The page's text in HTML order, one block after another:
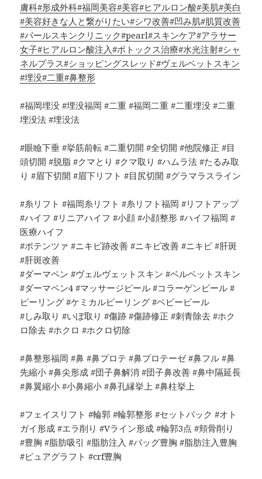
膚科#形成外科#福岡美容#美容#ヒアルロン酸#美肌#美白
#美容好きな人と繋がりたい#シワ改善#凹み肌#肌質改善
#パールスキンクリニック#pearl#スキンケア#アラサー
女子#ヒアルロン酸注入#ボトックス治療#水光注射#シャ
ネルプラス#ショッピングスレッド#ヴェルベットスキン
#埋没#二重#鼻整形
#福岡埋没 #埋没福岡 #二重 #福岡二重 #二重埋没 #二重
埋没法 #埋没法
#眼瞼下垂 #挙筋前転 #二重切開 #全切開 #他院修正 #目
頭切開 #脱脂 #クマとり #クマ取り #ハムラ法 #たるみ取
り #眉下切開 #眉下リフト #目尻切開 #グラマラスライン
#糸リフト #福岡糸リフト #糸リフト福岡 #リフトアップ
#ハイフ #リニアハイフ #小顔 #小顔整形 #ハイフ福岡 #
医療ハイフ
#ポテンツァ #ニキビ跡改善 #ニキビ改善 #ニキビ #肝斑
#肝斑改善
#ダーマペン #ヴェルヴェットスキン #ベルベットスキン
#ダーマペン4 #マッサージピール #コラーゲンピール #
ピーリング #ケミカルピーリング #ベビーピール
#しみ取り #いぼ取り #傷跡 #傷跡修正 #刺青除去 #ホク
ロ除去 #ホクロ #ホクロ切除
#鼻整形福岡 #鼻 #鼻プロテ #鼻プロテーゼ #鼻フル #鼻
先縮小 #鼻尖形成 #団子鼻解消 #団子鼻改善 #鼻中隔延長
#鼻翼縮小 #小鼻縮小 #鼻孔縁挙上 #鼻柱挙上
#フェイスリフト #輪郭 #輪郭整形 #セットバック #オト
ガイ形成 #エラ削り #Vライン形成 #輪郭3点 #頬骨削り
#豊胸 #脂肪吸引 #脂肪注入 #バッグ豊胸 #脂肪注入豊胸
#ピュアグラフト #crf豊胸